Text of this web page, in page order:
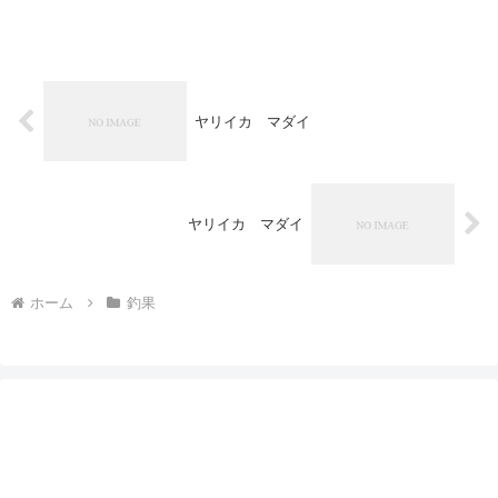
ヤリイカ マダイ
ヤリイカ マダイ
ホーム 釣果